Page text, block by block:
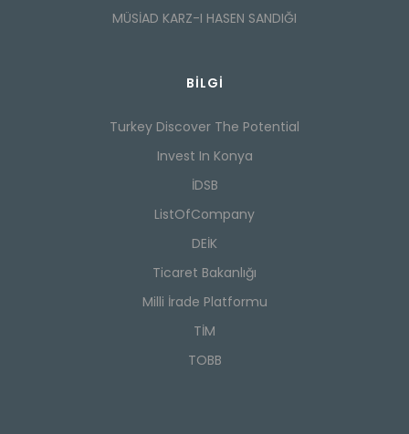
MÜSİAD KARZ-I HASEN SANDIĞI
BILGI
Turkey Discover The Potential
Invest In Konya
İDSB
ListOfCompany
DEİK
Ticaret Bakanlığı
Milli İrade Platformu
TİM
TOBB